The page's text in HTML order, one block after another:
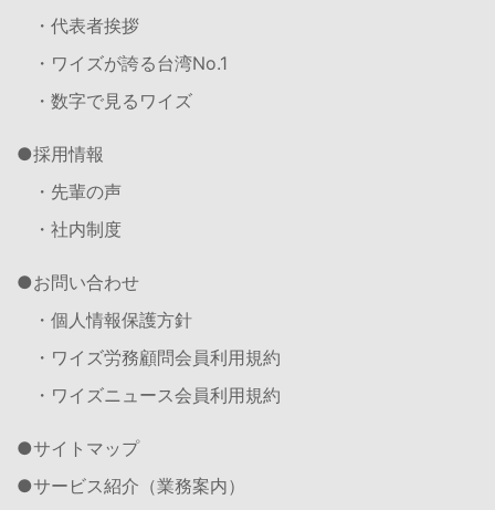
・代表者挨拶
・ワイズが誇る台湾No.1
・数字で見るワイズ
採用情報
・先輩の声
・社内制度
お問い合わせ
・個人情報保護方針
・ワイズ労務顧問会員利用規約
・ワイズニュース会員利用規約
サイトマップ
サービス紹介（業務案内）